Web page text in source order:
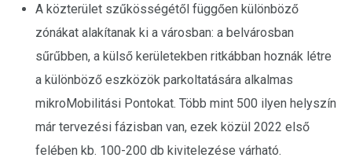
A közterület szűkösségétől függően különböző
zónákat alakítanak ki a városban: a belvárosban
sűrűbben, a külső kerületekben ritkábban hoznák létre
a különböző eszközök parkoltatására alkalmas
mikroMobilitási Pontokat. Több mint 500 ilyen helyszín
már tervezési fázisban van, ezek közül 2022 első
felében kb. 100-200 db kivitelezése várható.